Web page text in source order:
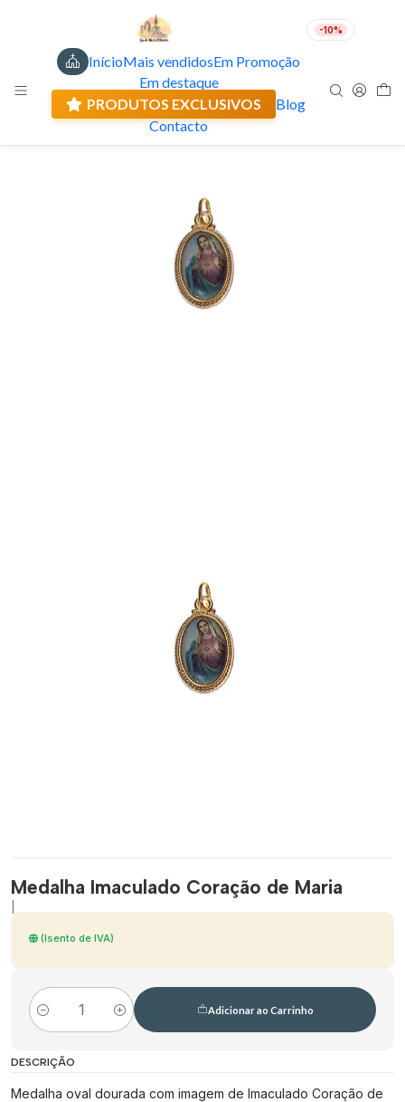
-10%
InícioMais vendidosEm Promoção
Em destaque
PRODUTOS EXCLUSIVOS
Blog
Contacto
EUR
Medalha Imaculado Coração de Maria
(Isento de IVA)
Quantidade
Adicionar ao Carrinho
DESCRIÇÃO
Medalha oval dourada com imagem de Imaculado Coração de